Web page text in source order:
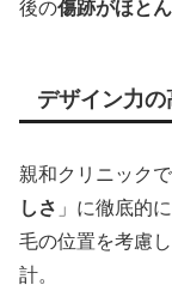
後の傷跡がほと
デザイン力の
親和クリニック
しさ 」に徹底的
毛の位置を考慮し
計。